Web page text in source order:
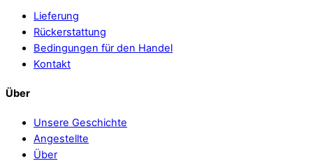
Lieferung
Rückerstattung
Bedingungen für den Handel
Kontakt
Über
Unsere Geschichte
Angestellte
Über